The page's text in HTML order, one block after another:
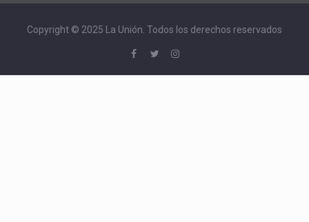
Copyright © 2025 La Unión. Todos los derechos reservados